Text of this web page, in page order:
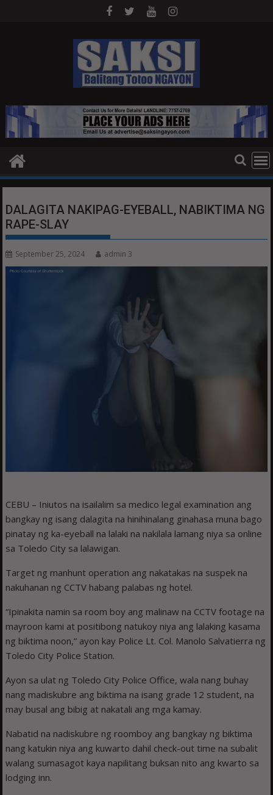
DALAGITA NAKIPAG-EYEBALL, NABIKTIMA NG
RAPE-SLAY
September 25, 2024 admin 3
CEBU – Iniutos na isailalim sa medico legal examination ang
bangkay ng isang dalagita na hinihinalang ginahasa muna bago
pinatay ng ka-eyeball na lalaki na nakilala lamang niya sa online
sa Toledo City sa lalawigan.
Target ng manhunt operation ang nakatakas na suspek na
nakuhanan ng CCTV habang palabas ng hotel.
“Ipinakita namin sa room boy ang malinaw na CCTV footage na
mayroon kami at positibong natukoy niya ang lalaking kasama
ng biktima noon,” ayon kay Police Lt. Col. Manolo Salvatierra ng
Toledo City Police Station.
Ayon sa ulat ng Toledo City Police Office, wala nang buhay
nang madiskubre ang biktima na isang grade 12 student, na
may busal ang bibig at nakatali ang mga kamay.
Nabatid na nadiskubre ng roomboy ang bangkay ng biktima
nang katukin niya ang kuwarto dahil check-out time na subalit
walang sumasagot kaya napilitang buksan nito ang kwarto sa
lodging inn.